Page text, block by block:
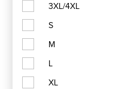
3XL/4XL
S
M
L
XL